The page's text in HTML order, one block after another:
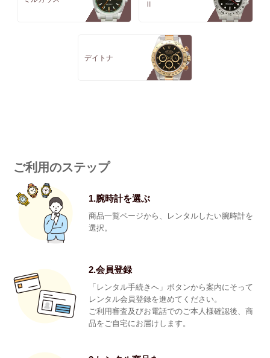
Ⅱ
デイトナ
ご利用のステップ
1.腕時計を選ぶ
商品一覧ページから、レンタルしたい腕時計を
選択。
2.会員登録
「レンタル手続きへ」ボタンから案内にそって
レンタル会員登録を進めてください。
ご利用審査及びお電話でのご本人様確認後、商
品をご自宅にお届けします。